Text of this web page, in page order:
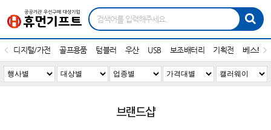
디지털/가전 골프용품 텀블러 우산 USB 보조배터리 기획전 베스트
브랜드샵